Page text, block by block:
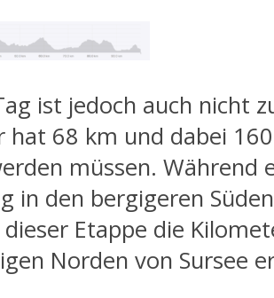
ist jedoch auch nicht
hat 68 km und dabei
müssen. Während
in den bergigeren
Etappe die
Norden von Sursee